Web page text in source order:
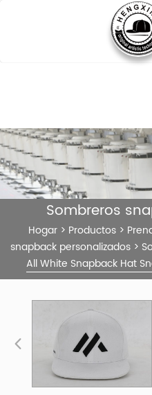
Sombreros
Hogar > Productos >
snapback personalizados >
All White Snapback Hat